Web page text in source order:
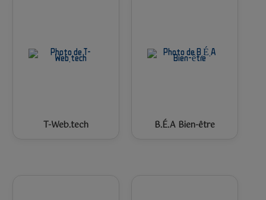
T-Web.tech B.É.A Bien-être